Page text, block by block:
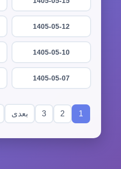
1405-05-12
1405-05-10
1405-05-07
1
2
3 بعدی